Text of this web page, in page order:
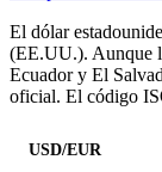
El dólar
(EE.UU.). Aunque
Ecuador y El
oficial. El código
USD/EUR